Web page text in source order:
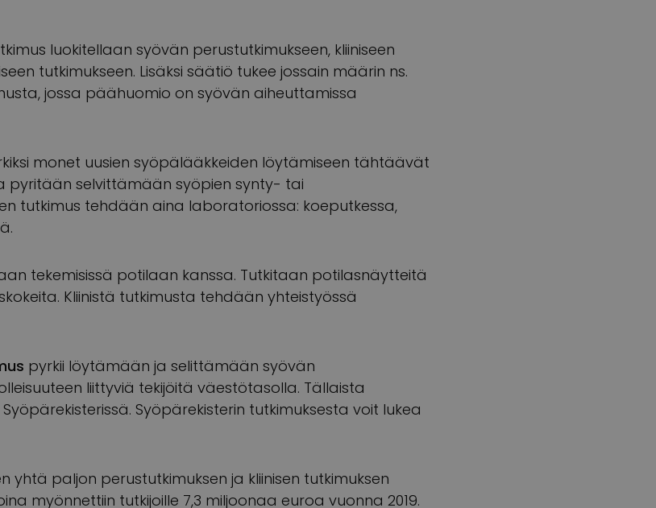
luokitellaan syövän perustutkimukseen, kliiniseen
tutkimukseen. Lisäksi säätiö tukee jossain määrin ns.
jossa päähuomio on syövän aiheuttamissa
monet uusien syöpälääkkeiden löytämiseen tähtäävät
pyritään selvittämään syöpien synty- tai
tutkimus tehdään aina laboratoriossa: koeputkessa,
tekemisissä potilaan kanssa. Tutkitaan potilasnäytteitä
Kliinistä tutkimusta tehdään yhteistyössä
pyrkii löytämään ja selittämään syövän
liittyviä tekijöitä väestötasolla. Tällaista
Syöpärekisterin tutkimuksesta voit lukea
yhtä paljon perustutkimuksen ja kliinisen tutkimuksen
myönnettiin tutkijoille 7,3 miljoonaa euroa vuonna 2019.